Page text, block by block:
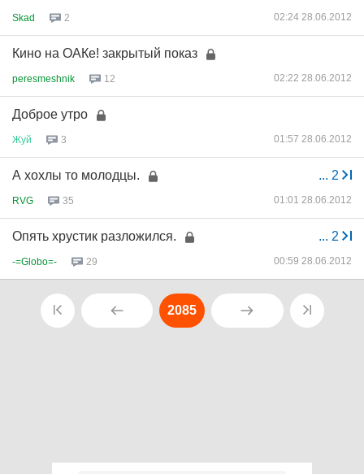
Skad 2 02:24 28.06.2012
Кино на ОАКе! закрытый показ
peresmeshnik 12 02:22 28.06.2012
Доброе утро
Жуй 3 01:57 28.06.2012
... 2
А хохлы то молодцы.
RVG 35 01:01 28.06.2012
... 2
Опять хрустик разложился.
-=Globo=- 29 00:59 28.06.2012
2085